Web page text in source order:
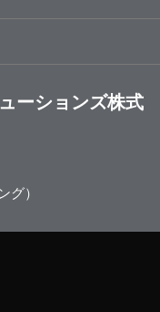
ーションズ株式
グ）